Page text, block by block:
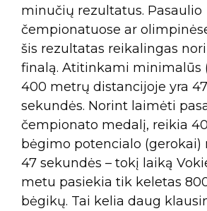
minučių rezultatus. Pasaulio
čempionatuose ar
šis rezultatas reikalingas
finalą. Atitinkami minimalūs
400 metrų distancijoje yra
sekundės. Norint laimėti
čempionato medalį, reikia
bėgimo potencialo (gerokai)
47 sekundės – tokį laiką
metu pasiekia tik keletas
bėgikų. Tai kelia daug